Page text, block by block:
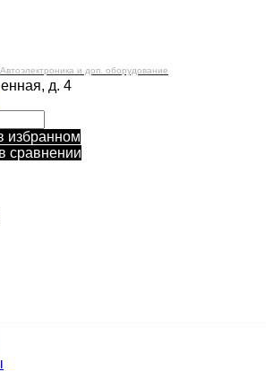
Автоэлектроника и доп. оборудование
д. 4
избранном
сравнении